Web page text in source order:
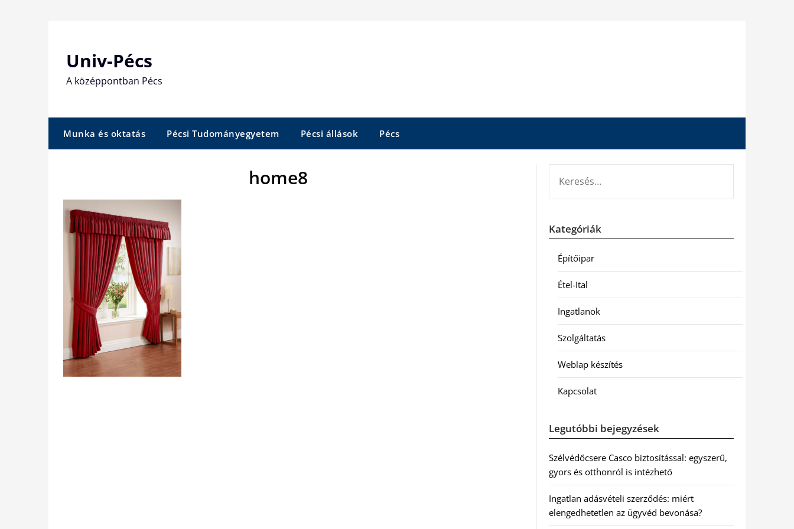
Univ-Pécs
A középpontban Pécs
Munka és oktatás Pécsi Tudományegyetem Pécsi állások Pécs
home8
Kategóriák
Építőipar
Étel-Ital
Ingatlanok
Szolgáltatás
Weblap készítés
Kapcsolat
Legutóbbi bejegyzések
Szélvédőcsere Casco biztosítással: egyszerű,
gyors és otthonról is intézhető
Ingatlan adásvételi szerződés: miért
elengedhetetlen az ügyvéd bevonása?